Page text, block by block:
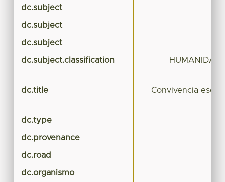
dc.subject
dc.subject
dc.subject
dc.subject.classification
dc.title
Convivencia
dc.type
dc.provenance
dc.road
dc.organismo